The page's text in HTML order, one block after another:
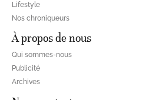
Lifestyle
Nos chroniqueurs
À propos de nous
Qui sommes-nous
Publicité
Archives